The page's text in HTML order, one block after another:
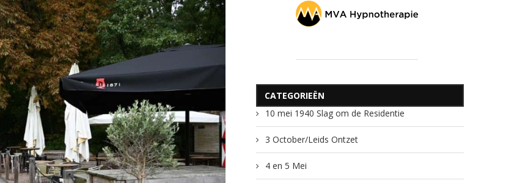
CATEGORIEËN
10 mei 1940 Slag om de Residentie
3 October/Leids Ontzet
4 en 5 Mei